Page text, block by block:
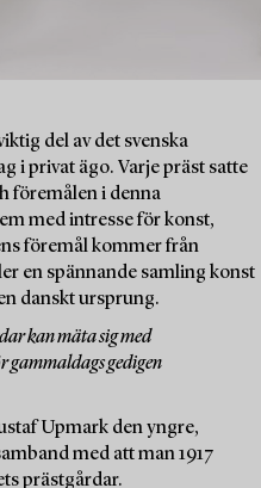
del av det svenska
i privat ägo. Varje präst satte
föremålen i denna
med intresse för konst,
föremål kommer från
en spännande samling konst
danskt ursprung.
kan mäta sig med
gammaldags gedigen
Upmark den yngre,
med att man 1917
prästgårdar.